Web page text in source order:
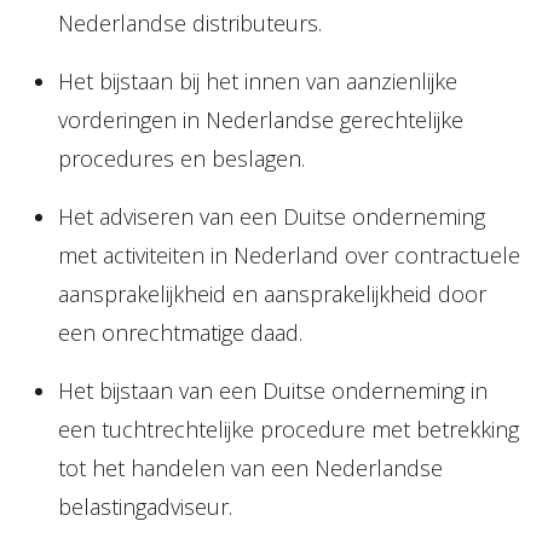
Nederlandse distributeurs.
Het bijstaan bij het innen van aanzienlijke
vorderingen in Nederlandse gerechtelijke
procedures en beslagen.
Het adviseren van een Duitse onderneming
met activiteiten in Nederland over contractuele
aansprakelijkheid en aansprakelijkheid door
een onrechtmatige daad.
Het bijstaan van een Duitse onderneming in
een tuchtrechtelijke procedure met betrekking
tot het handelen van een Nederlandse
belastingadviseur.